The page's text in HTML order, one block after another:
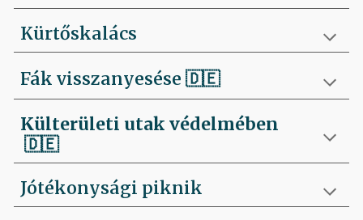
Kürtőskalács
Fák visszanyesése🇩🇪
Külterületi utak védelmében
🇩🇪
Jótékonysági piknik